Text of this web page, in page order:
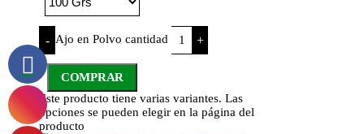
- Ajo en Polvo cantidad +
COMPRAR
Este producto tiene varias variantes. Las
opciones se pueden elegir en la página del
producto